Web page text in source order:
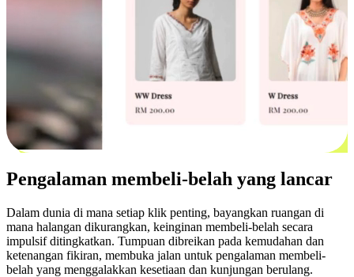
Pengalaman membeli-belah yang lancar
Dalam dunia di mana setiap klik penting, bayangkan ruangan di
mana halangan dikurangkan, keinginan membeli-belah secara
impulsif ditingkatkan. Tumpuan dibreikan pada kemudahan dan
ketenangan fikiran, membuka jalan untuk pengalaman membeli-
belah yang menggalakkan kesetiaan dan kunjungan berulang.